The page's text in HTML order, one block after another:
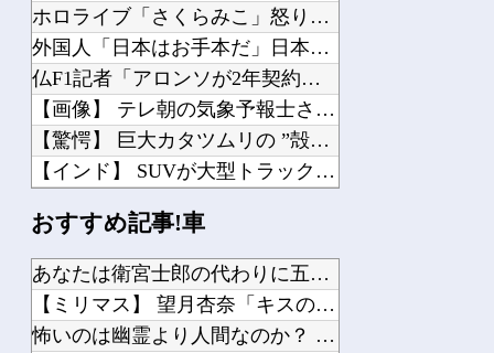
ホロライブ「さくらみこ」怒りに飲まれるな野うさぎ！2ndソロライブで犯行予告「咲...
外国人「日本はお手本だ」日本人、世界最高峰プレミアで過去最多の8人に！アジアから...
仏F1記者「アロンソが2年契約延長に向けアストンマーチンに年間4000万ユーロ（...
【画像】 テレ朝の気象予報士さん、意外と小さかった
【驚愕】 巨大カタツムリの ”殻だけ” を採取する方法、想像以上にエグくて震えた...
【インド】 SUVが大型トラックと衝突、横転したトラックの下敷きになり運転手死亡
海外「これ美味しい！」米国で一番人気のおフランス製「日本のパン」に海外が大騒ぎ
韓国政府、謝罪をすれば賠償を放棄する案を日本側に提示するも拒否される＝韓国の反応
韓国人「何故日本が世界を魅了し続け観光大国になったのか？その理由がこちら‥」→「...
おすすめ記事!車
あなたは衛宮士郎の代わりに五次に挑むようです 第411話
【ミリマス】 望月杏奈「キスの練習……？」
怖いのは幽霊より人間なのか？ 暴力団にまつわる怖い話傑作7選